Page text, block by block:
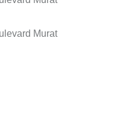
Murat